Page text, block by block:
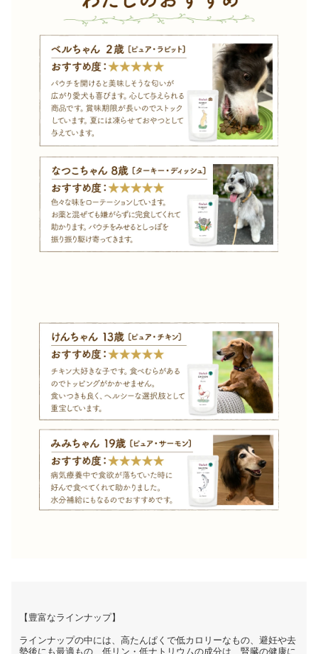
【豊富なラインナップ】
ラインナップの中には、高たんぱくで低カロリーなもの、避妊や去
勢後にも最適もの、低リン・低ナトリウムの成分は、腎臓の健康に